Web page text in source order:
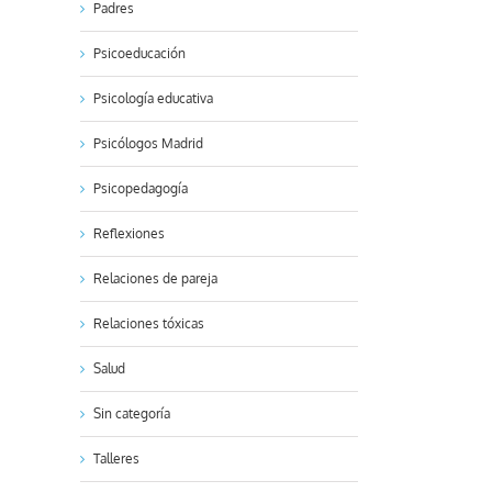
Padres
Psicoeducación
Psicología educativa
Psicólogos Madrid
Psicopedagogía
Reflexiones
Relaciones de pareja
Relaciones tóxicas
Salud
Sin categoría
Talleres